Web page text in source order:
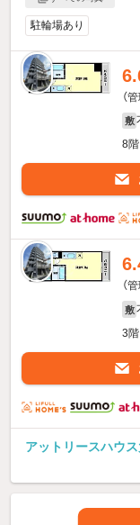
駐輪場あり
（
敷
8
（
敷
3
アットリースハウ